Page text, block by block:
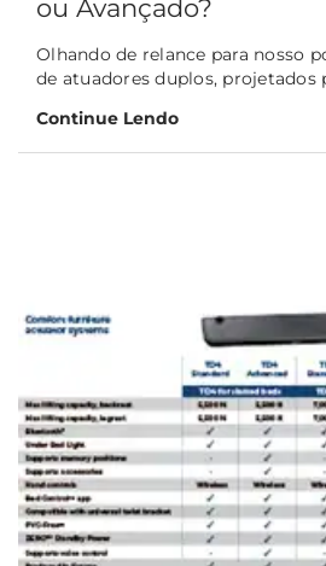
ou Avançado?
Olhando de relance para nosso
de atuadores duplos, projetados
Continue Lendo